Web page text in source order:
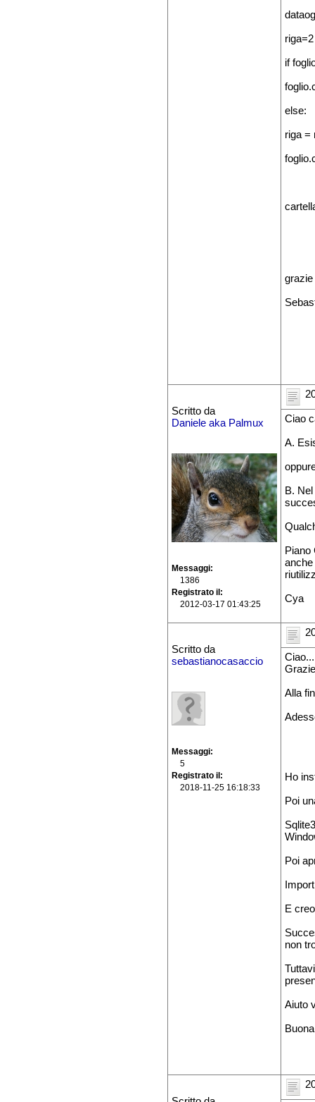
riga=2
if
else:
riga =
grazie
Scritto da
Daniele aka Palmux
Messaggi
1386
Registrato il
2012-03-17 01:43:25
Ciao
A.
B.
Piano
anche
Cya
Scritto da
sebastianocasaccio
Messaggi
5
Registrato il
2018-11-25 16:18:33
Ciao...
Alla
Ho
Poi
Poi
E
non
Aiuto